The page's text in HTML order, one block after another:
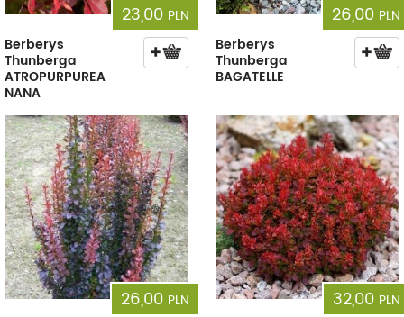
23,00 PLN
Berberys
Thunberga
ATROPURPUREA
NANA
26,00 PLN
Berberys
Thunberga
BAGATELLE
26,00 PLN
32,00 PLN